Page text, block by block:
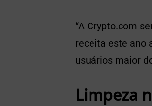
“A Crypto.com
receita este ano
usuários maior
Limpeza